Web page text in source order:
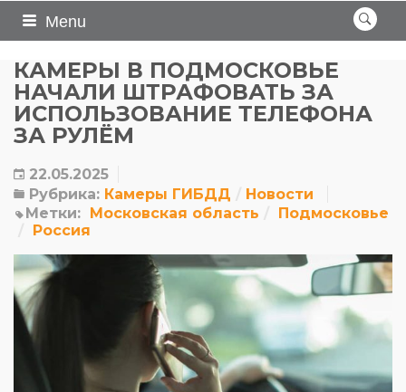
Menu
КАМЕРЫ В ПОДМОСКОВЬЕ
НАЧАЛИ ШТРАФОВАТЬ ЗА
ИСПОЛЬЗОВАНИЕ ТЕЛЕФОНА
ЗА РУЛЁМ
22.05.2025
Рубрика: Камеры ГИБДД
Новости
Метки: Московская область
Подмосковье
Россия